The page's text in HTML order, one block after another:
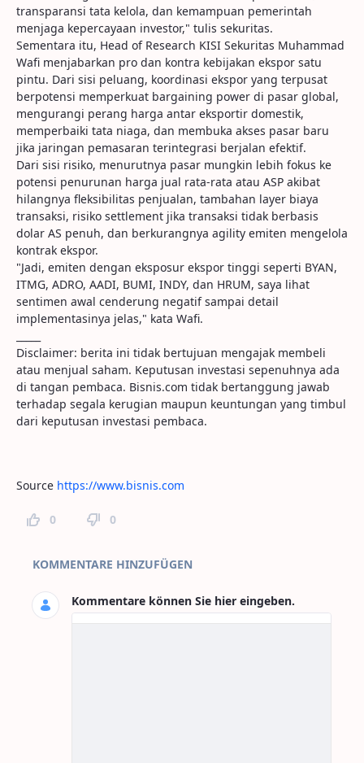
transparansi tata kelola, dan kemampuan pemerintah
menjaga kepercayaan investor," tulis sekuritas.
Sementara itu, Head of Research KISI Sekuritas Muhammad
Wafi menjabarkan pro dan kontra kebijakan ekspor satu
pintu. Dari sisi peluang, koordinasi ekspor yang terpusat
berpotensi memperkuat bargaining power di pasar global,
mengurangi perang harga antar eksportir domestik,
memperbaiki tata niaga, dan membuka akses pasar baru
jika jaringan pemasaran terintegrasi berjalan efektif.
Dari sisi risiko, menurutnya pasar mungkin lebih fokus ke
potensi penurunan harga jual rata-rata atau ASP akibat
hilangnya fleksibilitas penjualan, tambahan layer biaya
transaksi, risiko settlement jika transaksi tidak berbasis
dolar AS penuh, dan berkurangnya agility emiten mengelola
kontrak ekspor.
"Jadi, emiten dengan eksposur ekspor tinggi seperti BYAN,
ITMG, ADRO, AADI, BUMI, INDY, dan HRUM, saya lihat
sentimen awal cenderung negatif sampai detail
implementasinya jelas," kata Wafi.
Disclaimer: berita ini tidak bertujuan mengajak membeli
atau menjual saham. Keputusan investasi sepenuhnya ada
di tangan pembaca. Bisnis.com tidak bertanggung jawab
terhadap segala kerugian maupun keuntungan yang timbul
dari keputusan investasi pembaca.
Source https://www.bisnis.com
0 0
Seitenkommentare
KOMMENTARE HINZUFÜGEN
Kommentare können Sie hier eingeben.